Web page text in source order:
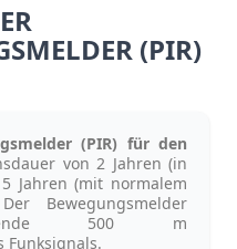
(PIR)
(PIR) für den
von 2 Jahren (in
Jahren (mit normalem
Bewegungsmelder
500 m
Funksignals.